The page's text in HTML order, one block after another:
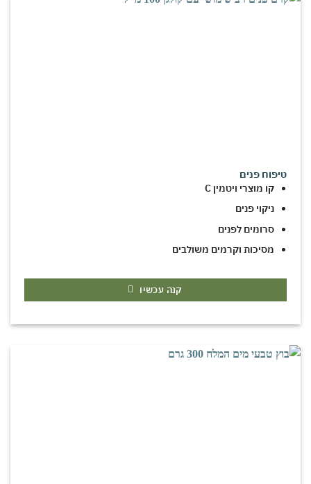
טיפוח פנים
קו מוצרי ויטמין C
ניקוי פנים
סרומים לפנים
מסיכות וקרמים משולבים
קנה עכשיו